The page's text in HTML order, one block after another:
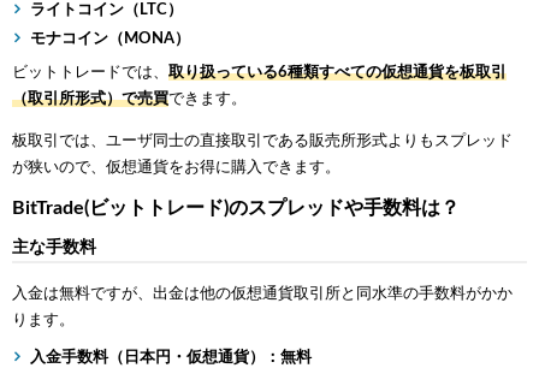
ライトコイン（LTC）
モナコイン（MONA）
ビットトレードでは、 取り扱っている6種類すべての仮想通貨を板取引
（取引所形式）で売買できます。
板取引では、ユーザ同士の直接取引である販売所形式よりもスプレッド
が狭いので、仮想通貨をお得に購入できます。
BitTrade(ビットトレード)のスプレッドや手数料は？
主な手数料
入金は無料ですが、出金は他の仮想通貨取引所と同水準の手数料がかか
ります。
入金手数料（日本円・仮想通貨）：無料